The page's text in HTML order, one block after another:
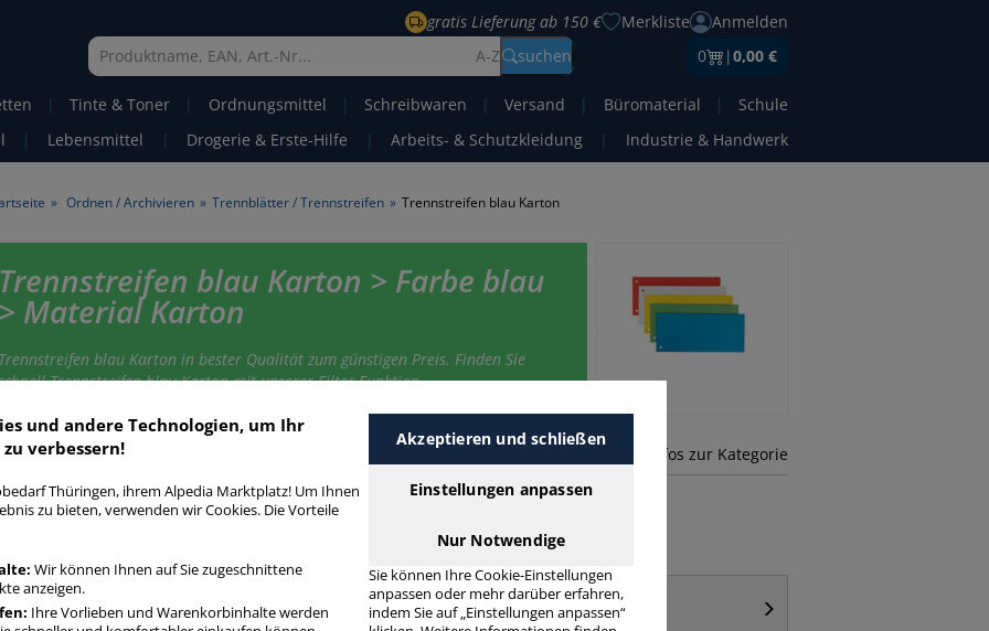
gratis Lieferung ab 150 € Merkliste
Anmelden
A-Z
suchen 0 |0,00 €
| Tinte & Toner | Ordnungsmittel | Schreibwaren | Versand | Büromaterial |
Schule
| Lebensmittel | Drogerie & Erste-Hilfe | Arbeits- & Schutzkleidung | Industrie & Handwerk
» Ordnen / Archivieren » Trennblätter / Trennstreifen » Trennstreifen blau Karton
blau Karton > Farbe blau
Material Karton
blau Karton in bester Qualität zum günstigen Preis. Finden Sie
Trennstreifen blau Karton mit unserer Filter-Funktion.
blau Karton mehr Infos zur Kategorie
Häufig gesucht
blau
Trennstreifen
Kunststoff
und andere Technologien, um Ihr
verbessern!
Thüringen, ihrem Alpedia Marktplatz! Um Ihnen
zu bieten, verwenden wir Cookies. Die Vorteile
Wir können Ihnen auf Sie zugeschnittene
anzeigen.
Ihre Vorlieben und Warenkorbinhalte werden
Akzeptieren und schließen
Einstellungen anpassen
Nur Notwendige
Sie können Ihre Cookie-Einstellungen
anpassen oder mehr darüber erfahren,
indem Sie auf „Einstellungen anpassen“